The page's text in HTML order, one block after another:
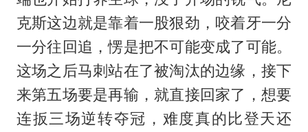
克斯这边就是靠着一股狠劲，咬着牙一分
一分往回追，愣是把不可能变成了可能。
这场之后马刺站在了被淘汰的边缘，接下
来第五场要是再输，就直接回家了，想要
连扳三场逆转夺冠，难度真的比登天还